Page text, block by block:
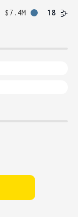
$7.4M 18